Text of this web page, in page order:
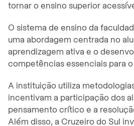
tornar o ensino superior
O sistema de ensino da
uma abordagem centrada no
aprendizagem ativa e o
competências essenciais para
A instituição utiliza
incentivam a participação dos
pensamento crítico e a
Além disso, a Cruzeiro do Sul